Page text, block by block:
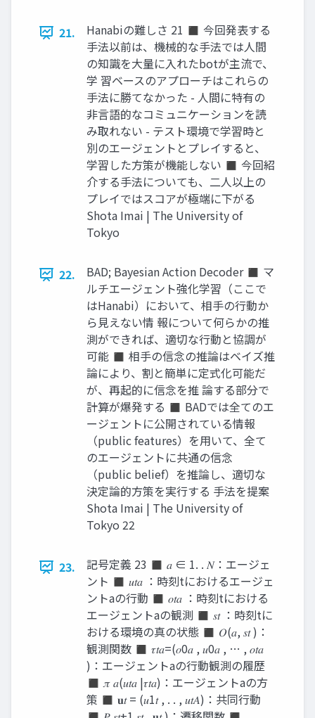
21.
Hanabiの難しさ 21 ◼ 今回発表する
手法以前は、機械的な手法では人間
の知識を大量に入れたbotが主流で、
学 習ベースのアプローチはこれらの
手法に勝てなかった - 人間に特有の
非言語的なコミュニケーションを読
み取れない - テスト環境で学習時と
別のエージェントとプレイすると、
学習した方策が機能しない ◼ 今回紹
介する手法についても、二人以上の
プレイではスコアが極端に下がる
Shota Imai | The University of
Tokyo
22.
BAD; Bayesian Action Decoder ◼ マ
ルチエージェント強化学習（ここで
はHanabi）において、相手の行動か
ら見えない情 報について何らかの推
測ができれば、適切な行動と協調が
可能 ◼ 相手の信念の推論はベイズ推
論により、割と簡単に定式化可能だ
が、再起的に信念を推 論する部分で
計算が爆発する ◼ BADでは全てのエ
ージェントに公開されている情報
（public features）を用いて、全て
のエージェントに共通の信念
（public belief）を推論し、適切な
決定論的方策を実行する 手法を提案
Shota Imai | The University of
Tokyo 22
23.
記号定義 23 ◼ 𝑎 ∈ 1. . 𝑁：エージェ
ント ◼ 𝑢𝑡𝑎 ：時刻tにおけるエージェ
ントaの行動 ◼ 𝑜𝑡𝑎 ：時刻tにおける
エージェントaの観測 ◼ 𝑠𝑡 ：時刻tに
おける環境の真の状態 ◼ 𝑂(𝑎, 𝑠𝑡 )：
観測関数 ◼ 𝜏𝑡𝑎=(𝑜0𝑎 , 𝑢0𝑎 , … , 𝑜𝑡𝑎
)：エージェントaの行動観測の履歴
◼ 𝜋 𝑎(𝑢𝑡𝑎 |𝜏𝑡𝑎)：エージェントaの方
策 ◼ 𝐮𝑡 = (𝑢1𝑡 , . . , 𝑢𝑡𝐴)：共同行動